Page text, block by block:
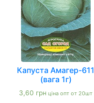
Капуста Амагер-611
(вага 1г)
3,60 грн ціна опт от 20шт